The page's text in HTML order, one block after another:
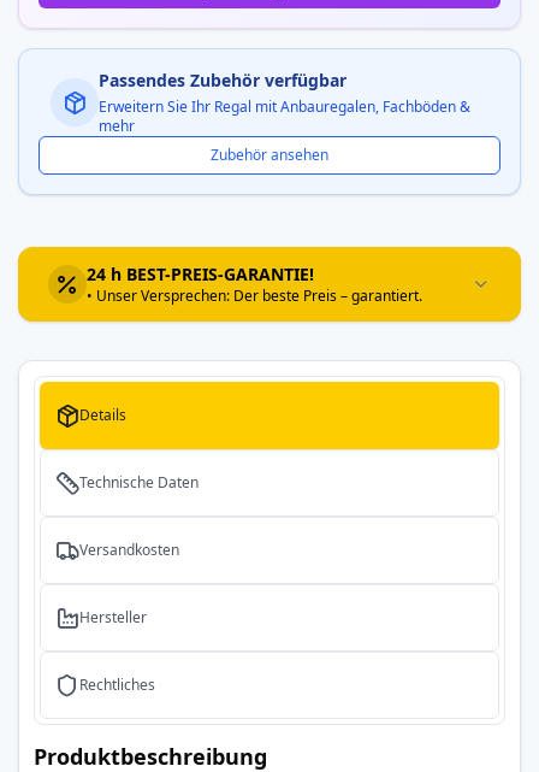
Passendes Zubehör verfügbar
Erweitern Sie Ihr Regal mit Anbauregalen, Fachböden &
mehr
Zubehör ansehen
24 h BEST-PREIS-GARANTIE!
• Unser Versprechen: Der beste Preis – garantiert.
Details
Technische Daten
Versandkosten
Hersteller
Rechtliches
Produktbeschreibung